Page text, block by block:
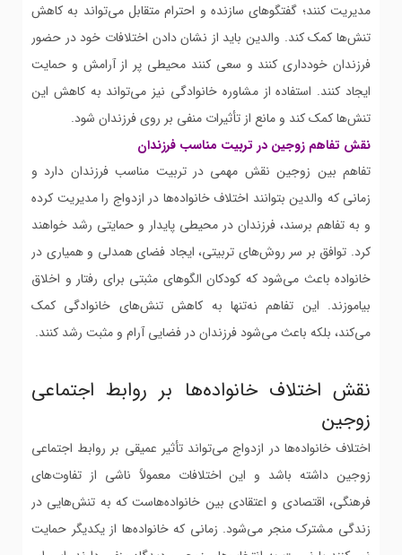
مدیریت کنند؛ گفتگوهای سازنده و احترام متقابل می‌تواند به کاهش
تنش‌ها کمک کند. والدین باید از نشان دادن اختلافات خود در حضور
فرزندان خودداری کنند و سعی کنند محیطی پر از آرامش و حمایت
ایجاد کنند. استفاده از مشاوره خانوادگی نیز می‌تواند به کاهش این
تنش‌ها کمک کند و مانع از تأثیرات منفی بر روی فرزندان شود.
نقش تفاهم زوجین در تربیت مناسب فرزندان
تفاهم بین زوجین نقش مهمی در تربیت مناسب فرزندان دارد و
زمانی که والدین بتوانند اختلاف خانواده‌ها در ازدواج را مدیریت کرده
و به تفاهم برسند، فرزندان در محیطی پایدار و حمایتی رشد خواهند
کرد. توافق بر سر روش‌های تربیتی، ایجاد فضای همدلی و همیاری در
خانواده باعث می‌شود که کودکان الگوهای مثبتی برای رفتار و اخلاق
بیاموزند. این تفاهم نه‌تنها به کاهش تنش‌های خانوادگی کمک
می‌کند، بلکه باعث می‌شود فرزندان در فضایی آرام و مثبت رشد کنند.
نقش اختلاف خانواده‌ها بر روابط اجتماعی
زوجین
اختلاف خانواده‌ها در ازدواج می‌تواند تأثیر عمیقی بر روابط اجتماعی
زوجین داشته باشد و این اختلافات معمولاً ناشی از تفاوت‌های
فرهنگی، اقتصادی و اعتقادی بین خانواده‌هاست که به تنش‌هایی در
زندگی مشترک منجر می‌شود. زمانی که خانواده‌ها از یکدیگر حمایت